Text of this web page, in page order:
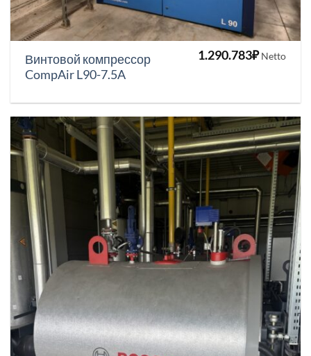
Винтовой компрессор
CompAir L90-7.5A
1.290.783₽ Netto